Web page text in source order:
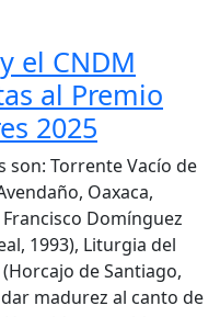
el CNDM
al Premio
2025
son: Torrente Vacío de
Oaxaca,
Domínguez
1993), Liturgia del
de Santiago,
madurez al canto de